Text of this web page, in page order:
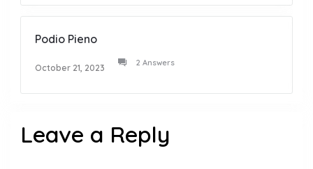
Podio Pieno
October 21, 2023 2 Answers
Leave a Reply